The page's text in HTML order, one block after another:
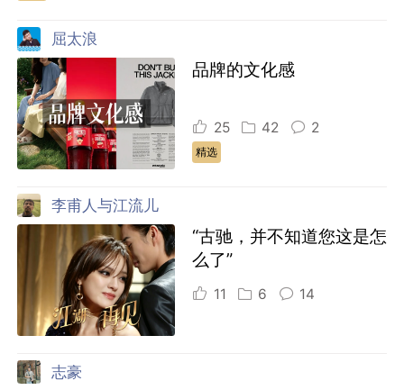
屈太浪
品牌的文化感
25 42 2
精选
李甫人与江流儿
“古驰，并不知道您这是怎
么了”
11 6 14
志豪